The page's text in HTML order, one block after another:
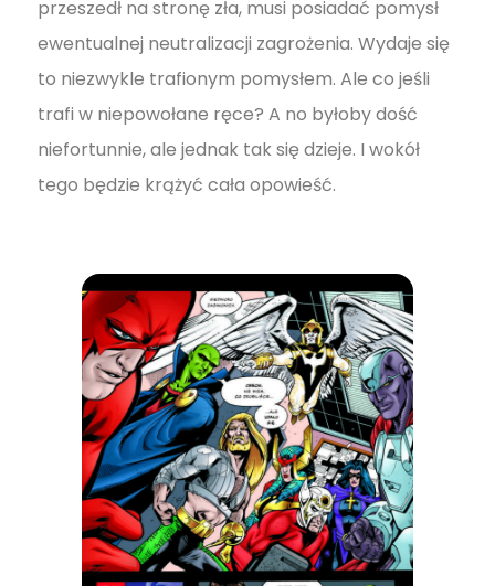
przeszedł na stronę zła, musi posiadać pomysł
ewentualnej neutralizacji zagrożenia. Wydaje się
to niezwykle trafionym pomysłem. Ale co jeśli
trafi w niepowołane ręce? A no byłoby dość
niefortunnie, ale jednak tak się dzieje. I wokół
tego będzie krążyć cała opowieść.